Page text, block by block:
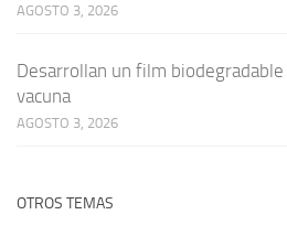
AGOSTO 3, 2026
Desarrollan un film
vacuna
AGOSTO 3, 2026
OTROS TEMAS